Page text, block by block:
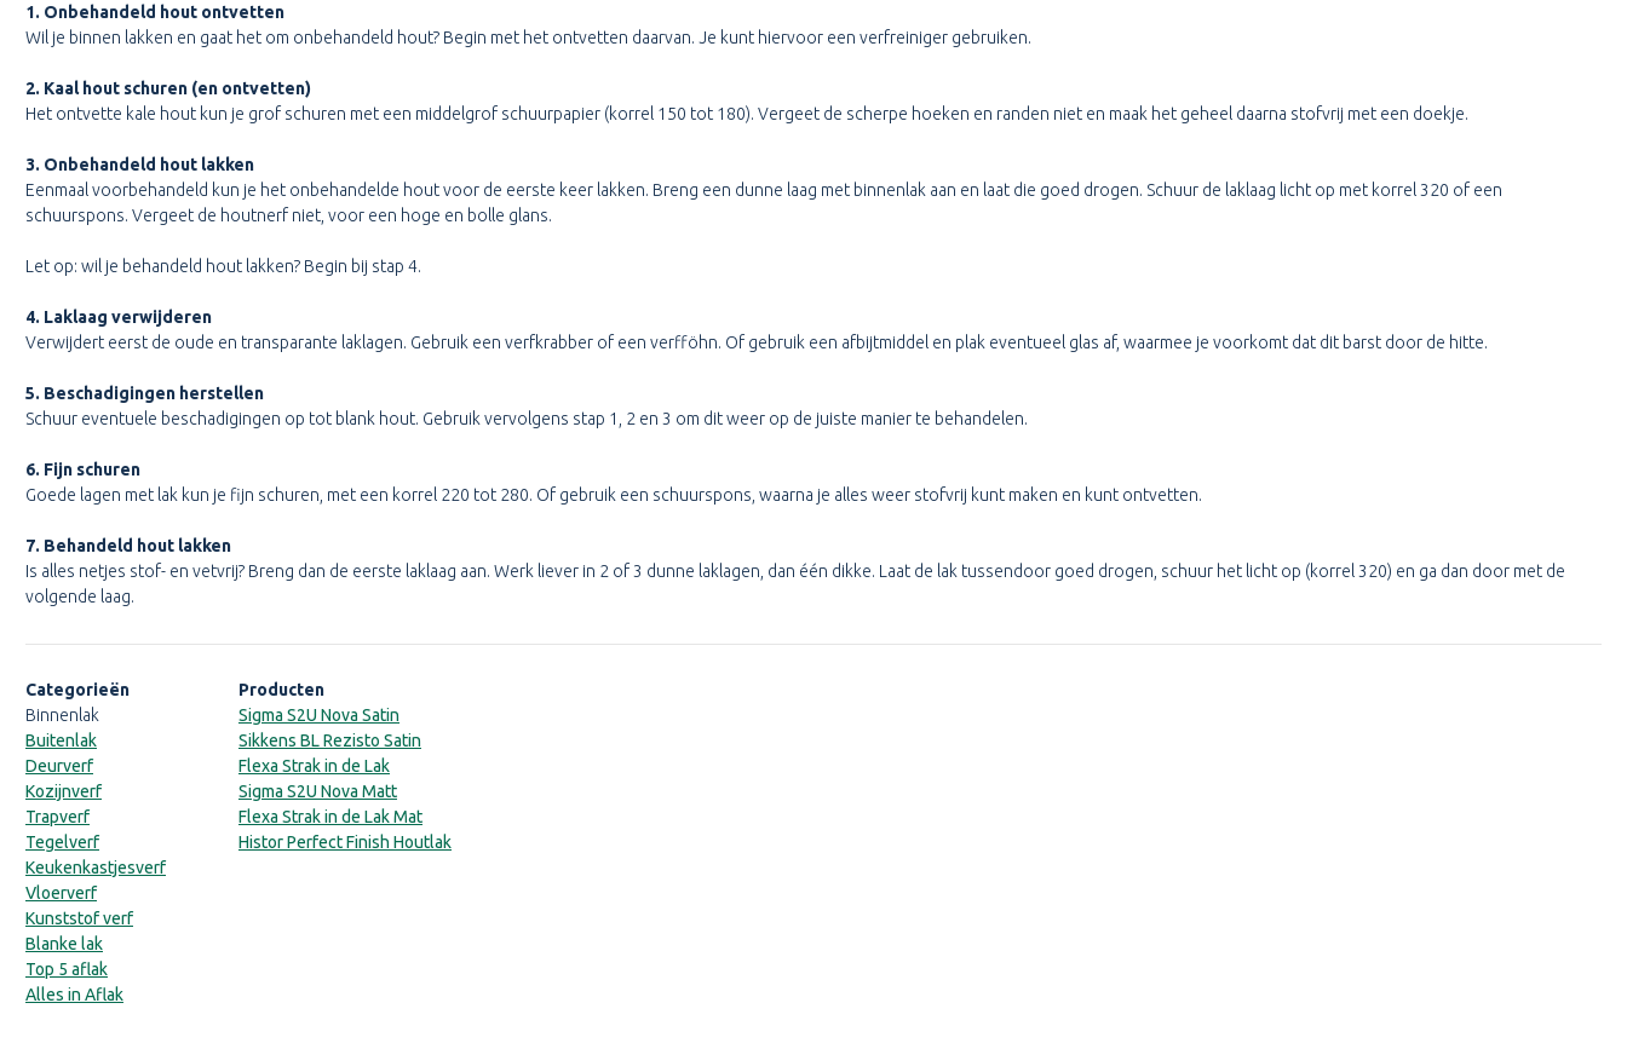
1. Onbehandeld hout ontvetten
Wil je binnen lakken en gaat het om onbehandeld hout? Begin met het ontvetten daarvan. Je kunt hiervoor een verfreiniger gebruiken.
2. Kaal hout schuren (en ontvetten)
Het ontvette kale hout kun je grof schuren met een middelgrof schuurpapier (korrel 150 tot 180). Vergeet de scherpe hoeken en randen niet en maak het geheel daarna stofvrij met een doekje.
3. Onbehandeld hout lakken
Eenmaal voorbehandeld kun je het onbehandelde hout voor de eerste keer lakken. Breng een dunne laag met binnenlak aan en laat die goed drogen. Schuur de laklaag licht op met korrel 320 of een
schuurspons. Vergeet de houtnerf niet, voor een hoge en bolle glans.
Let op: wil je behandeld hout lakken? Begin bij stap 4.
4. Laklaag verwijderen
Verwijdert eerst de oude en transparante laklagen. Gebruik een verfkrabber of een verfföhn. Of gebruik een afbijtmiddel en plak eventueel glas af, waarmee je voorkomt dat dit barst door de hitte.
5. Beschadigingen herstellen
Schuur eventuele beschadigingen op tot blank hout. Gebruik vervolgens stap 1, 2 en 3 om dit weer op de juiste manier te behandelen.
6. Fijn schuren
Goede lagen met lak kun je fijn schuren, met een korrel 220 tot 280. Of gebruik een schuurspons, waarna je alles weer stofvrij kunt maken en kunt ontvetten.
7. Behandeld hout lakken
Is alles netjes stof- en vetvrij? Breng dan de eerste laklaag aan. Werk liever in 2 of 3 dunne laklagen, dan één dikke. Laat de lak tussendoor goed drogen, schuur het licht op (korrel 320) en ga dan door met de
volgende laag.
Categorieën
Producten
Binnenlak
Sigma S2U Nova Satin
Buitenlak
Sikkens BL Rezisto Satin
Deurverf
Flexa Strak in de Lak
Kozijnverf
Sigma S2U Nova Matt
Trapverf
Flexa Strak in de Lak Mat
Tegelverf
Histor Perfect Finish Houtlak
Keukenkastjesverf
Vloerverf
Kunststof verf
Blanke lak
Top 5 aflak
Alles in Aflak